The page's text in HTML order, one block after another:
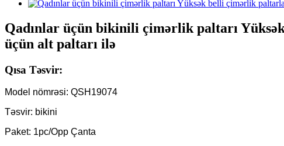
Qadınlar üçün bikinili çimərlik paltarı
üçün alt paltarı ilə
Qısa Təsvir:
Model nömrəsi: QSH19074
Təsvir: bikini
Paket: 1pc/Opp Çanta